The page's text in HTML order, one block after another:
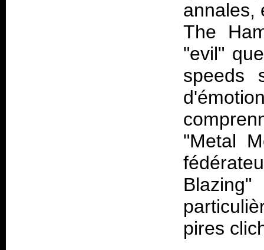
annales,
The
"evil"
speeds
"Metal